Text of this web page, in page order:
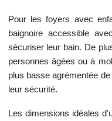
Pour les foyers avec
baignoire accessible
sécuriser leur bain. De
personnes âgées ou à
plus basse agrémentée
leur sécurité.
Les dimensions idéales